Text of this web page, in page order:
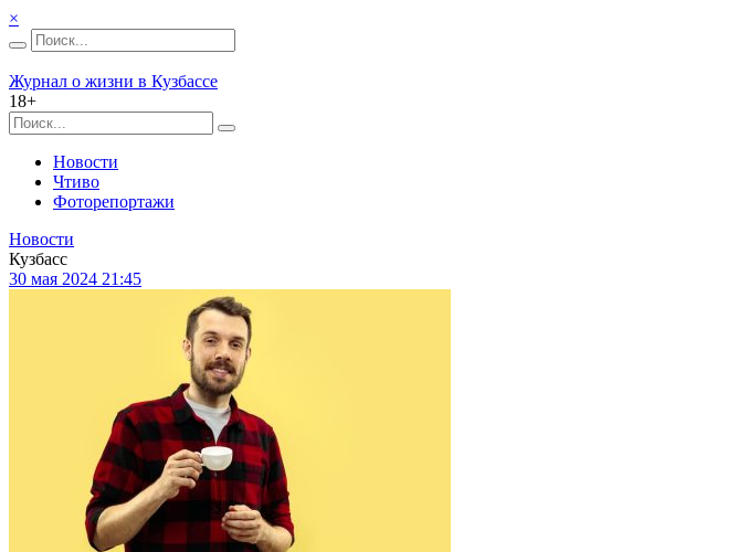
×
Журнал о жизни в Кузбассе
18+
Новости
Чтиво
Фоторепортажи
Новости
Кузбасс
30 мая 2024 21:45